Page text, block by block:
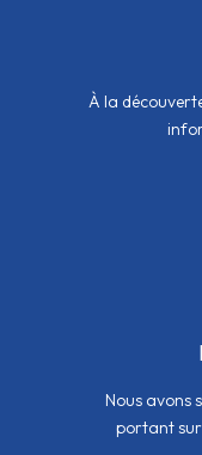
À la
Nous avons
portant sur